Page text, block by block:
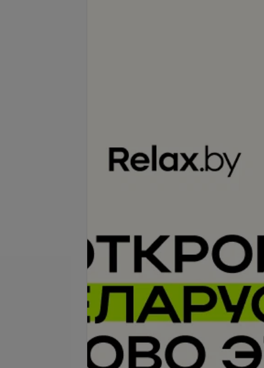
Цена по запросу
Окрашивание волос в один
Цена по запросу